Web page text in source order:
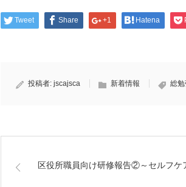
Tweet Share +1 Hatena
投稿者: jscajsca 新着情報 総
区役所職員向け研修報告②～セルフケ